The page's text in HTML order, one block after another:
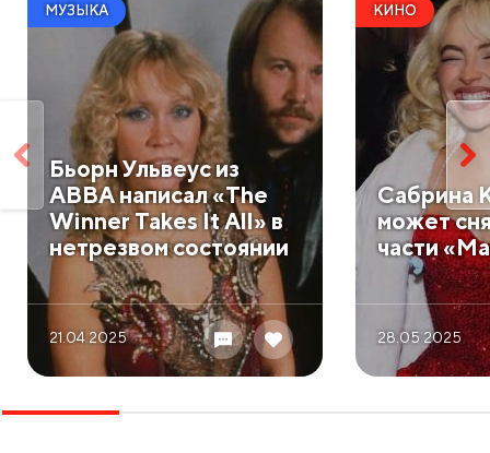
МУЗЫКА
Бьорн Ульвеус из
ABBA написал «The
Winner Takes It All» в
нетрезвом состоянии
21.04 2025
КИНО
Сабрина
может
части
28.05 2025